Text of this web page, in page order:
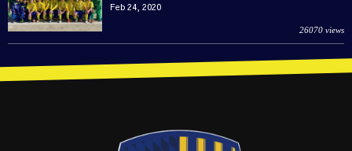
Feb 24, 2020
26070 views